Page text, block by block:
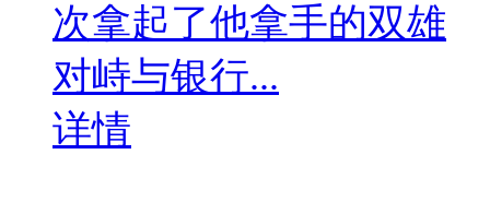
次拿起了他拿手的双雄
对峙与银行...
详情